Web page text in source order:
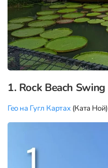
1. Rock Beach Swing
Гео на Гугл Картах(Ката Ной)